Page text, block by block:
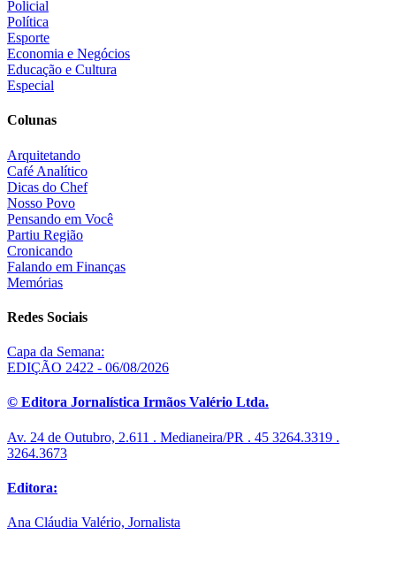
Policial
Política
Esporte
Economia e Negócios
Educação e Cultura
Especial
Colunas
Arquitetando
Café Analítico
Dicas do Chef
Nosso Povo
Pensando em Você
Partiu Região
Cronicando
Falando em Finanças
Memórias
Redes Sociais
Capa da Semana:
EDIÇÃO 2422 - 06/08/2026
© Editora Jornalística Irmãos Valério Ltda.
Av. 24 de Outubro, 2.611 . Medianeira/PR . 45 3264.3319 .
3264.3673
Editora:
Ana Cláudia Valério, Jornalista